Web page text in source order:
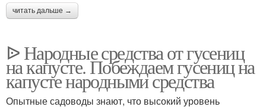
читать дальше →
ᐉ Народные средства от гусениц
на капусте. Побеждаем гусениц на
капусте народными средства
Опытные садоводы знают, что высокий уровень